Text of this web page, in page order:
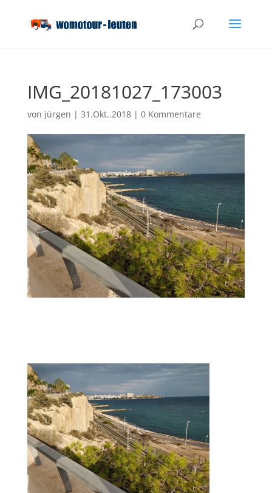
IMG_20181027_173003
von jürgen | 31.Okt..2018| 0 Kommentare